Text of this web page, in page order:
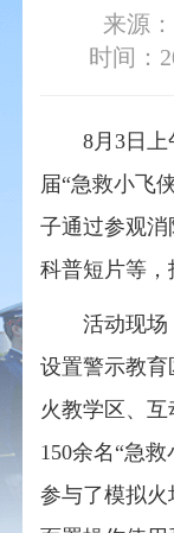
来源
时间：
8月3日
届“急救小飞
子通过参观
科普短片等，
活动现场
设置警示教
火教学区、互
150余名“急
参与了模拟